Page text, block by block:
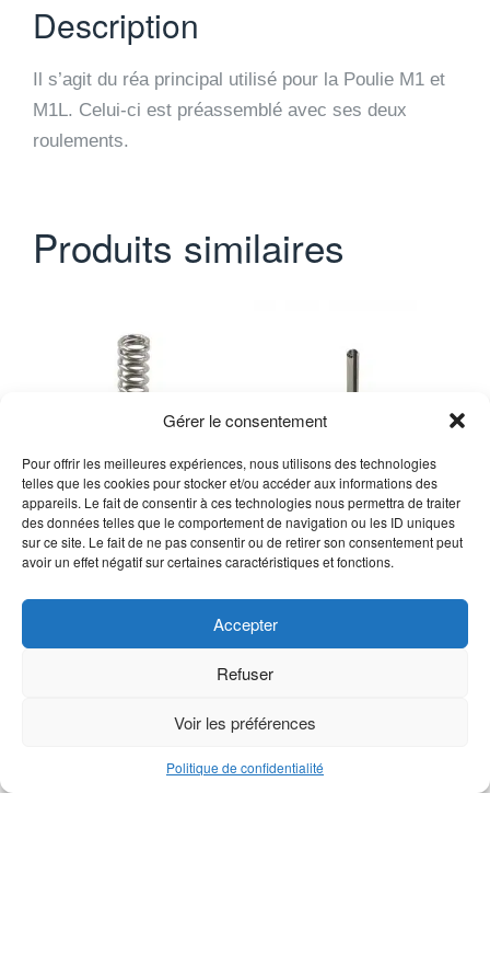
Gérer le consentement
Pour offrir les meilleures expériences, nous utilisons des technologies
telles que les cookies pour stocker et/ou accéder aux informations des
appareils. Le fait de consentir à ces technologies nous permettra de traiter
des données telles que le comportement de navigation ou les ID uniques
sur ce site. Le fait de ne pas consentir ou de retirer son consentement peut
avoir un effet négatif sur certaines caractéristiques et fonctions.
Accepter
Refuser
Voir les préférences
Politique de confidentialité
Description
Il s’agit du réa principal utilisé pour la Poulie M1 et
M1L. Celui-ci est préassemblé avec ses deux
roulements.
Produits similaires
Ressort loquet série M
Goupille tendeuse ressort
3×20